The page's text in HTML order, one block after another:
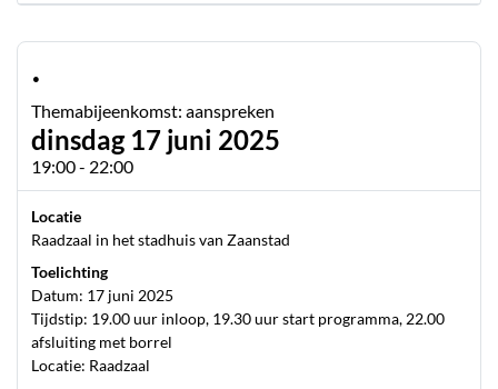
·
Themabijeenkomst: aanspreken
dinsdag 17 juni 2025
19:00 - 22:00
Locatie
Raadzaal in het stadhuis van Zaanstad
Toelichting
Datum: 17 juni 2025
Tijdstip: 19.00 uur inloop, 19.30 uur start programma, 22.00
afsluiting met borrel
Locatie: Raadzaal